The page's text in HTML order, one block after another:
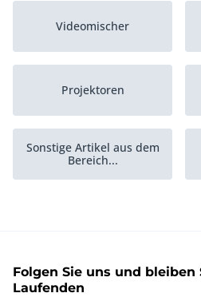
Videomischer
Projektoren
Sonstige Artikel aus dem
Bereich...
Folgen Sie uns und bleiben
Laufenden